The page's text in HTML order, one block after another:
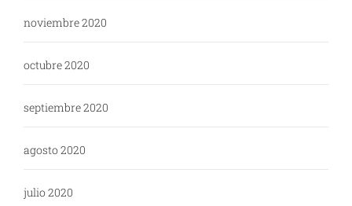
noviembre 2020
octubre 2020
septiembre 2020
agosto 2020
julio 2020